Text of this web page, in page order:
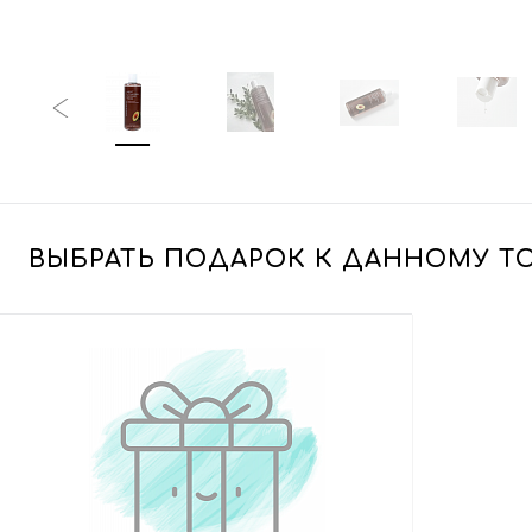
ВЫБРАТЬ ПОДАРОК К ДАННОМУ